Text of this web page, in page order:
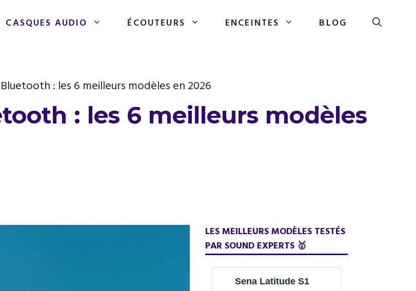
CASQUES AUDIO ÉCOUTEURS ENCEINTES BLOG
: les 6 meilleurs modèles en 2026
: les 6 meilleurs modèles
LES MEILLEURS MODÈLES TESTÉS
PAR SOUND EXPERTS 🥇
Sena Latitude S1